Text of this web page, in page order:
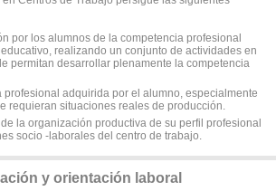
por los alumnos de la competencia profesional
realizando un conjunto de actividades en
permitan desarrollar plenamente la competencia
profesional adquirida por el alumno, especialmente
requieran situaciones reales de producción.
la organización productiva de su perfil profesional
socio -laborales del centro de trabajo.
y orientación laboral